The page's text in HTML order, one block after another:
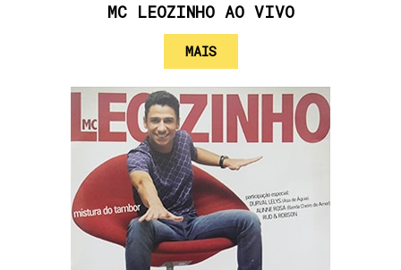
MC LEOZINHO AO VIVO
MAIS